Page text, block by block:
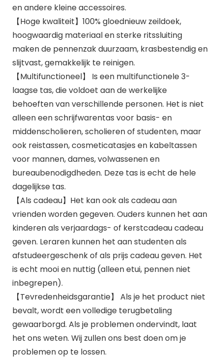
en andere kleine accessoires.
【Hoge kwaliteit】100% gloednieuw zeildoek,
hoogwaardig materiaal en sterke ritssluiting
maken de pennenzak duurzaam, krasbestendig en
slijtvast, gemakkelijk te reinigen.
【Multifunctioneel】 Is een multifunctionele 3-
laagse tas, die voldoet aan de werkelijke
behoeften van verschillende personen. Het is niet
alleen een schrijfwarentas voor basis- en
middenscholieren, scholieren of studenten, maar
ook reistassen, cosmeticatasjes en kabeltassen
voor mannen, dames, volwassenen en
bureaubenodigdheden. Deze tas is echt de hele
dagelijkse tas.
【Als cadeau】Het kan ook als cadeau aan
vrienden worden gegeven. Ouders kunnen het aan
kinderen als verjaardags- of kerstcadeau cadeau
geven. Leraren kunnen het aan studenten als
afstudeergeschenk of als prijs cadeau geven. Het
is echt mooi en nuttig (alleen etui, pennen niet
inbegrepen).
【Tevredenheidsgarantie】 Als je het product niet
bevalt, wordt een volledige terugbetaling
gewaarborgd. Als je problemen ondervindt, laat
het ons weten. Wij zullen ons best doen om je
problemen op te lossen.